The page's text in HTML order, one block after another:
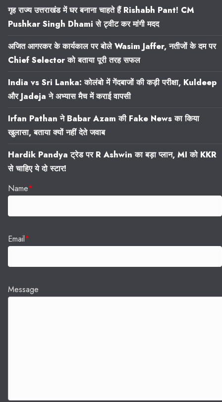
गृह राज्य उत्तराखंड में घर बनाना चाहते हैं Rishabh Pant! CM
Pushkar Singh Dhami से ट्वीट कर मांगी मदद
अजित आगरकर के कार्यकाल पर बोले Wasim Jaffer, नतीजों के दम पर
Chief Selector को बताया पूरी तरह सफल
India vs Sri Lanka: कोलंबो में गेंदबाजों की कड़ी परीक्षा, Kuldeep
और Jadeja ने अभ्यास मैच में कराई वापसी
Irfan Pathan ने Babar Azam की Fake News का किया
खुलासा, बताया क्यों नहीं देते जवाब
Hardik Pandya ट्रेड पर R Ashwin का बड़ा प्लान, MI को KKR
से चाहिए ये दो स्टार!
Name*
Email*
Message